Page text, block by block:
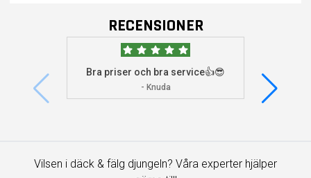
RECENSIONER
Bra priser och bra service👍😎
- Knuda
Vilsen i däck & fälg djungeln? Våra experter hjälper